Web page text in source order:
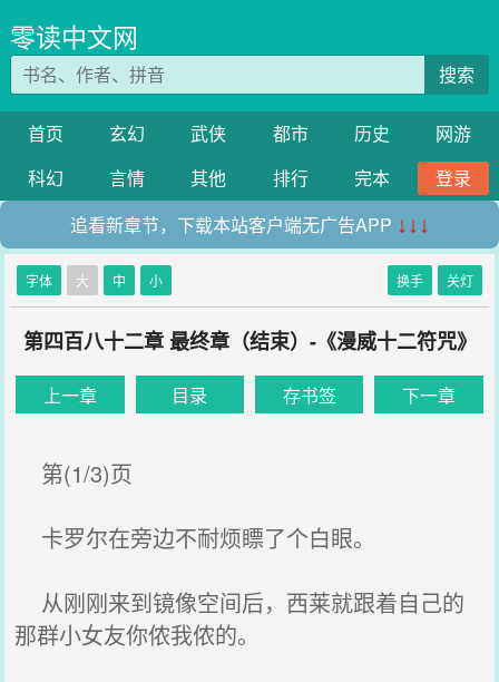
零读中文网
搜索
首页 玄幻 武侠 都市 历史
网游
科幻
言情 其他 排行 完本
登录
追看新章节，下载本站客户端无广告APP ↓↓↓
字体 大 中 小 换手 关灯
第四百八十二章 最终章（结束）-《漫威十二符咒》
上一章 目录 存书签 下一章
第(1/3)页
卡罗尔在旁边不耐烦瞟了个白眼。
从刚刚来到镜像空间后，西莱就跟着自己的
那群小女友你侬我侬的。